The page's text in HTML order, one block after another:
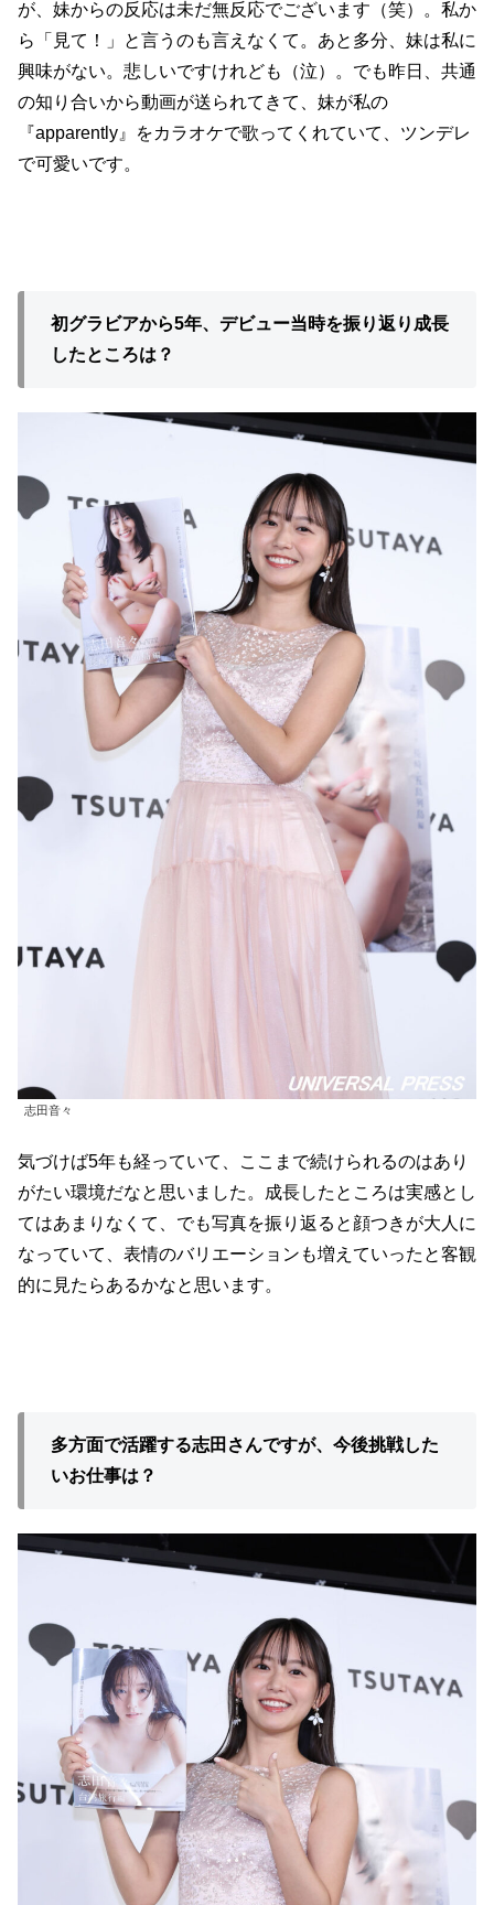
が、妹からの反応は未だ無反応でございます（笑）。私か
ら「見て！」と言うのも言えなくて。あと多分、妹は私に
興味がない。悲しいですけれども（泣）。でも昨日、共通
の知り合いから動画が送られてきて、妹が私の
『apparently』をカラオケで歌ってくれていて、ツンデレ
で可愛いです。
初グラビアから5年、デビュー当時を振り返り成長
したところは？
志田音々
気づけば5年も経っていて、ここまで続けられるのはあり
がたい環境だなと思いました。成長したところは実感とし
てはあまりなくて、でも写真を振り返ると顔つきが大人に
なっていて、表情のバリエーションも増えていったと客観
的に見たらあるかなと思います。
多方面で活躍する志田さんですが、今後挑戦した
いお仕事は？